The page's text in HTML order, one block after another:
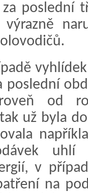
poslední
poslední
od
už byla
v
na